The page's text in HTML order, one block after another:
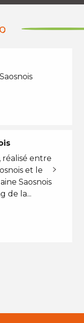
réalisé entre
et le
Saosnois
de la...